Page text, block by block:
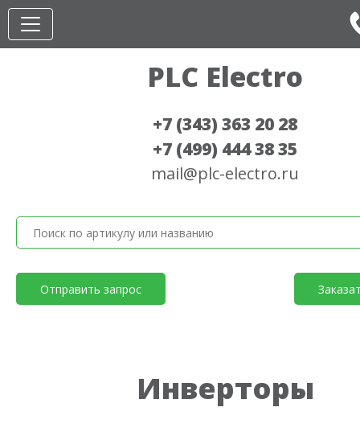
PLC Electro
+7 (343) 363 20 28
+7 (499) 444 38 35
mail@plc-electro.ru
Отправить запрос
Инверторы